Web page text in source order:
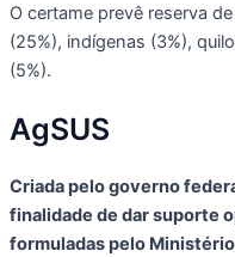
O certame prevê reserva
(25%), indígenas (3%),
(5%).
AgSUS
Criada pelo governo
finalidade de dar suporte
formuladas pelo